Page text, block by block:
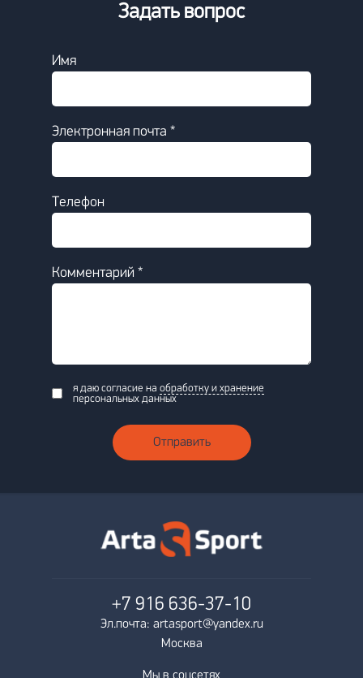
Задать вопрос
Имя
Электронная почта *
Телефон
Комментарий *
я даю согласие на обработку и хранение
персональных данных
Отправить
+7 916 636-37-10
Эл.почта: artasport@yandex.ru
Москва